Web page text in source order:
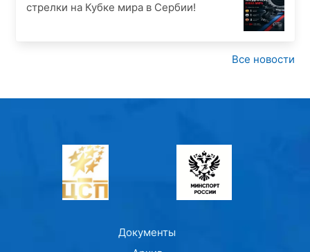
стрелки на Кубке мира в Сербии!
Все новости
Документы